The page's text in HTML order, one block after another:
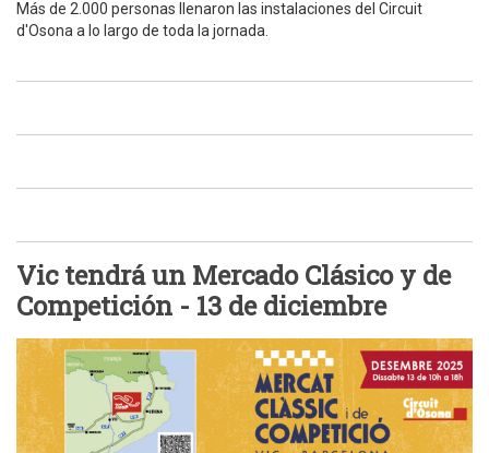
Más de 2.000 personas llenaron las instalaciones del Circuit
d'Osona a lo largo de toda la jornada.
Vic tendrá un Mercado Clásico y de
Competición - 13 de diciembre